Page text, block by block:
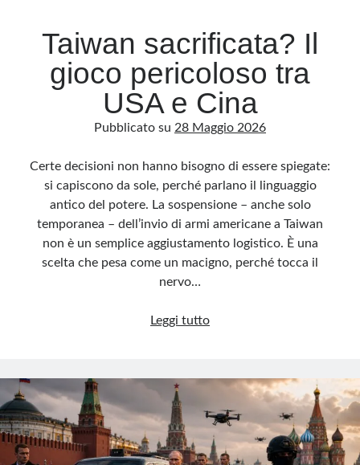
Taiwan sacrificata? Il
gioco pericoloso tra
USA e Cina
Pubblicato su 28 Maggio 2026
Certe decisioni non hanno bisogno di essere spiegate:
si capiscono da sole, perché parlano il linguaggio
antico del potere. La sospensione – anche solo
temporanea – dell’invio di armi americane a Taiwan
non è un semplice aggiustamento logistico. È una
scelta che pesa come un macigno, perché tocca il
nervo…
Leggi tuttoTaiwan
gioco
pericoloso
tra
USA
e